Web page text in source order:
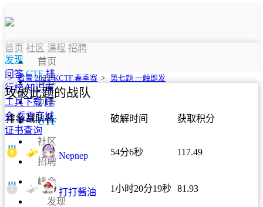
首页
课程
问答
CTF
社区
招聘
峰会
发现
首页 社区 课程 招聘
发现
问答 CTF 排
行榜 知识库
工具下载 峰
会 看雪商城
证书查询
>看雪 2022·KCTF 春季赛 > 第七题 一触即发
攻破此题的战队
排名战队名 破解时间 获取积分
Nepnep 54分6秒 117.49
打打酱油 1小时20分19秒 81.93